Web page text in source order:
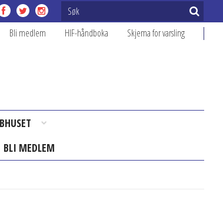
Bli medlem HIF-håndboka Skjema for varsling
BLI MEDLEM